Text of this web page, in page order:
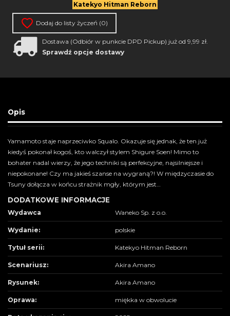
Katekyo Hitman Reborn
Dodaj do listy życzeń (0)
Dostawa (Odbiór w punkcie DPD Pickup) już od 9,99 zł.
Sprawdź opcje dostawy
Opis
Yamamoto staje naprzeciwko Squalo. Okazuje się jednak, że ten już
kiedyś pokonał kogoś, kto walczył stylem Shigure Soen! Mimo to
bohater nadal wierzy, że jego techniki są perfekcyjne, najsilniejsze i
niepokonane! Czy ma jakieś szanse na wygraną?! W międzyczasie do
Tsuny dołącza w końcu strażnik mgły, którym jest…
DODATKOWE INFORMACJE
Wydawca Waneko Sp. z o.o.
Wydanie: polskie
Tytuł serii: Katekyo Hitman Reborn
Scenariusz: Akira Amano
Rysunek: Akira Amano
Oprawa: miękka w obwolucie